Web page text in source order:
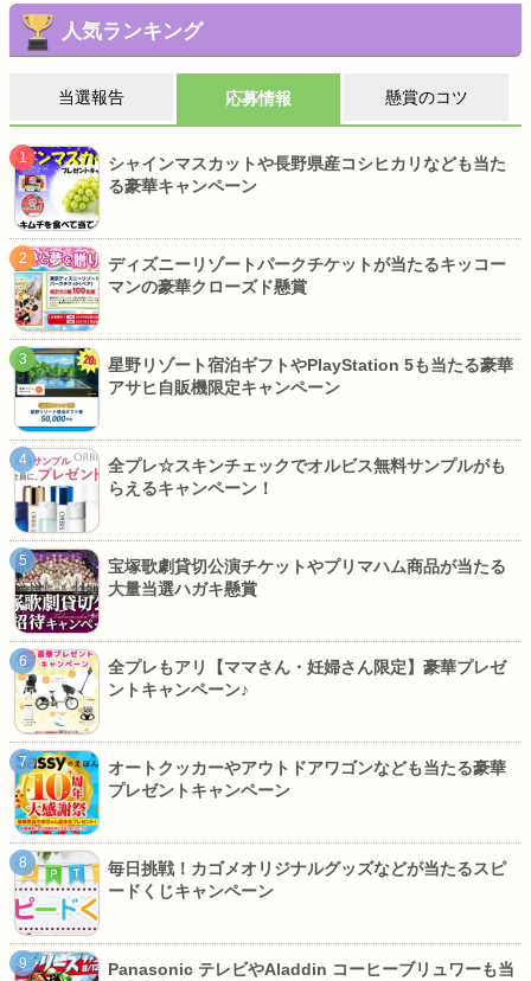
人気ランキング
当選報告 応募情報 懸賞のコツ
シャインマスカットや長野県産コシヒカリなども当た
る豪華キャンペーン
ディズニーリゾートパークチケットが当たるキッコー
マンの豪華クローズド懸賞
星野リゾート宿泊ギフトやPlayStation 5も当たる豪華
アサヒ自販機限定キャンペーン
全プレ☆スキンチェックでオルビス無料サンプルがも
らえるキャンペーン！
宝塚歌劇貸切公演チケットやプリマハム商品が当たる
大量当選ハガキ懸賞
全プレもアリ【ママさん・妊婦さん限定】豪華プレゼ
ントキャンペーン♪
オートクッカーやアウトドアワゴンなども当たる豪華
プレゼントキャンペーン
毎日挑戦！カゴメオリジナルグッズなどが当たるスピ
ードくじキャンペーン
Panasonic テレビやAladdin コーヒーブリュワーも当